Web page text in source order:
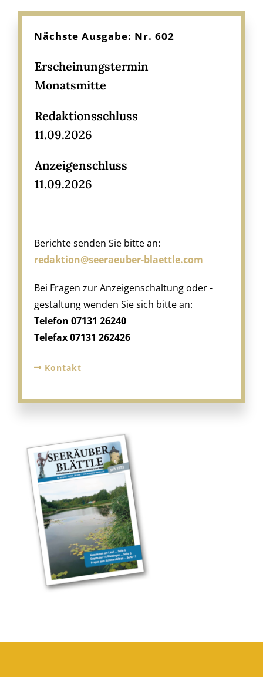
Nächste Ausgabe: Nr. 602
Erscheinungstermin
Monatsmitte
Redaktionsschluss
11.09.2026
Anzeigenschluss
11.09.2026
Berichte senden Sie bitte an:
redaktion@seeraeuber-blaettle.com
Bei Fragen zur Anzeigenschaltung oder -
gestaltung wenden Sie sich bitte an:
Telefon 07131 26240
Telefax 07131 262426
Kontakt